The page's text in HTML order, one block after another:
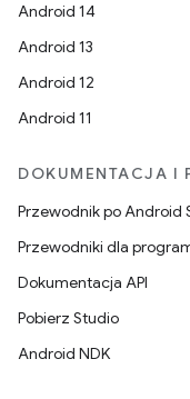
Android 14
Android 13
Android 12
Android 11
DOKUMENTACJA I
Przewodnik po Android
Przewodniki dla
Dokumentacja API
Pobierz Studio
Android NDK